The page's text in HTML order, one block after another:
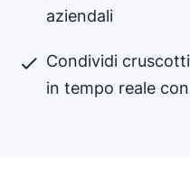
aziendali
Condividi
in tempo reale